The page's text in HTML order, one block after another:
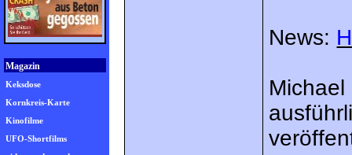
Magazin
Keksdose
Kornkreis-Karte
Kinofilme
UFO-Shortfilms
News: